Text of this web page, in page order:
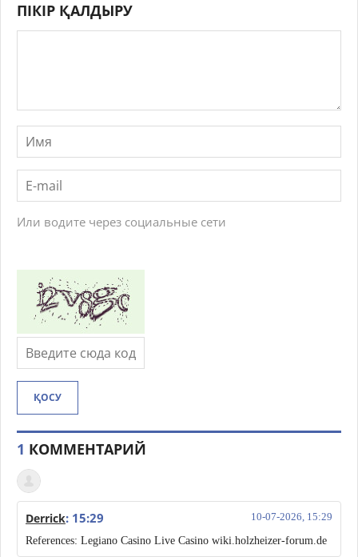
ПІКІР ҚАЛДЫРУ
Или водите через социальные сети
ҚОСУ
1 КОММЕНТАРИЙ
Derrick 10-07-2026, 15:29
: 15:29
References: Legiano Casino Live Casino wiki.holzheizer-forum.de